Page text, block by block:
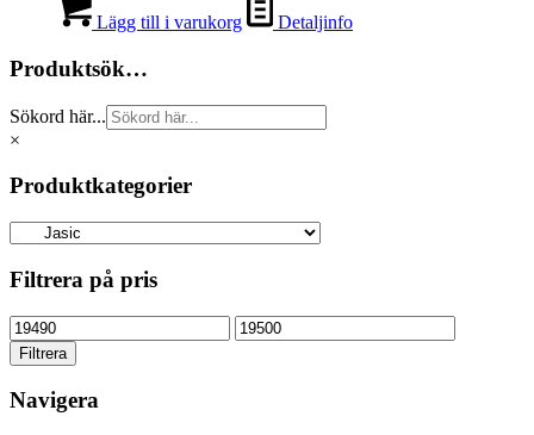
Lägg till i varukorg Detaljinfo
Produktsök…
Sökord här...
×
Produktkategorier
Filtrera på pris
Min
pris
Max
pris
Filtrera
Navigera